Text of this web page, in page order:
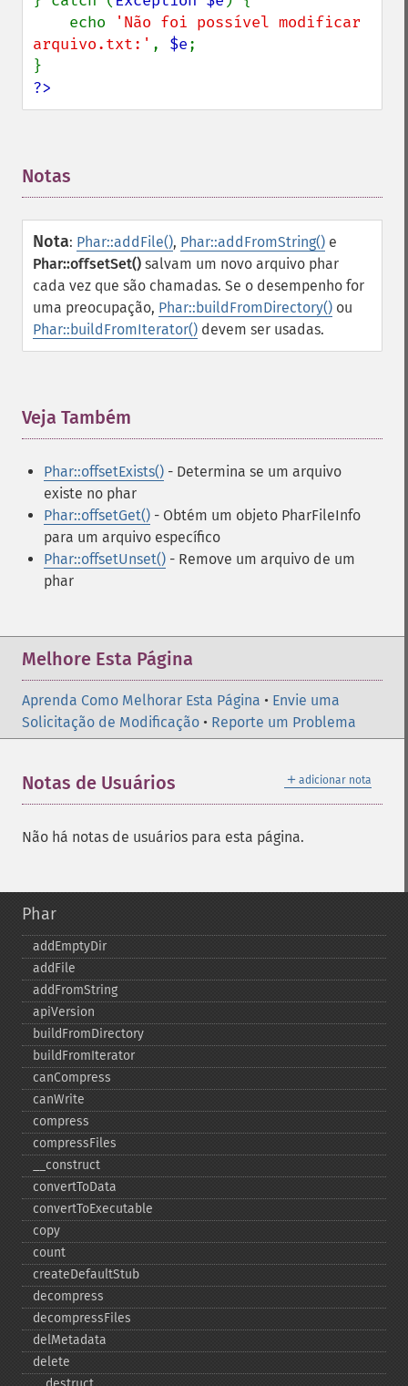
    echo
'Não foi possível modificar
arquivo.txt:' , $e;
?>
Notas
Nota: Phar::addFile(), Phar::addFromString() e
Phar::offsetSet() salvam um novo arquivo phar
cada vez que são chamadas. Se o desempenho for
uma preocupação, Phar::buildFromDirectory() ou
Phar::buildFromIterator() devem ser usadas.
Veja Também
Phar::offsetExists() - Determina se um arquivo
existe no phar
Phar::offsetGet() - Obtém um objeto PharFileInfo
para um arquivo específico
Phar::offsetUnset() - Remove um arquivo de um
phar
Melhore Esta Página
Aprenda Como Melhorar Esta Página • Envie uma
Solicitação de Modificação • Reporte um Problema
＋ adicionar nota
Notas de Usuários
Não há notas de usuários para esta página.
Phar
addEmptyDir
addFile
addFromString
apiVersion
buildFromDirectory
buildFromIterator
canCompress
canWrite
compress
compressFiles
_​_​construct
convertToData
convertToExecutable
copy
count
createDefaultStub
decompress
decompressFiles
delMetadata
delete